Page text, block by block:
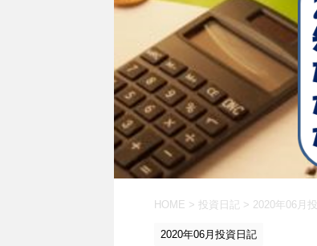
HOME > 投資日記 > 2020年06月
2020年06月投資日記